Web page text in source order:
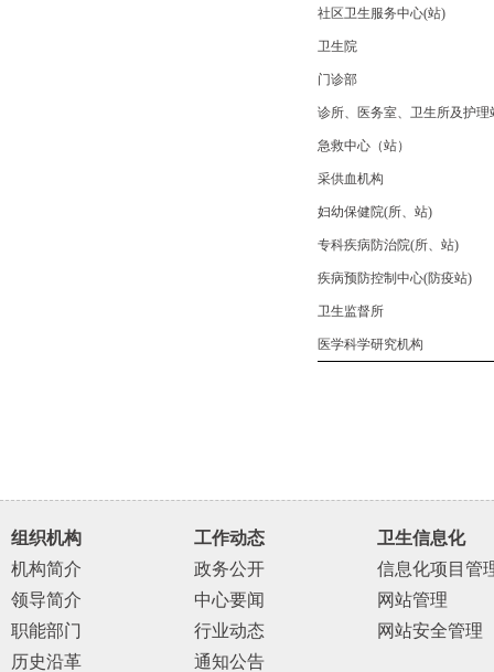
社区卫生服务中心(站)
卫生院
门诊部
诊所、医务室、卫生所及护理
急救中心（站）
采供血机构
妇幼保健院(所、站)
专科疾病防治院(所、站)
疾病预防控制中心(防疫站)
卫生监督所
医学科学研究机构
组织机构
机构简介
领导简介
职能部门
历史沿革
工作动态
政务公开
中心要闻
行业动态
通知公告
卫生信息化
信息化项目管
网站管理
网站安全管理